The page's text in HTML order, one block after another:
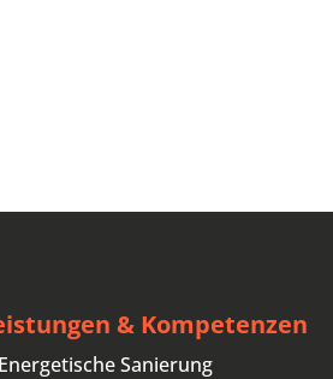
& Kompetenzen
Energetische Sanierung